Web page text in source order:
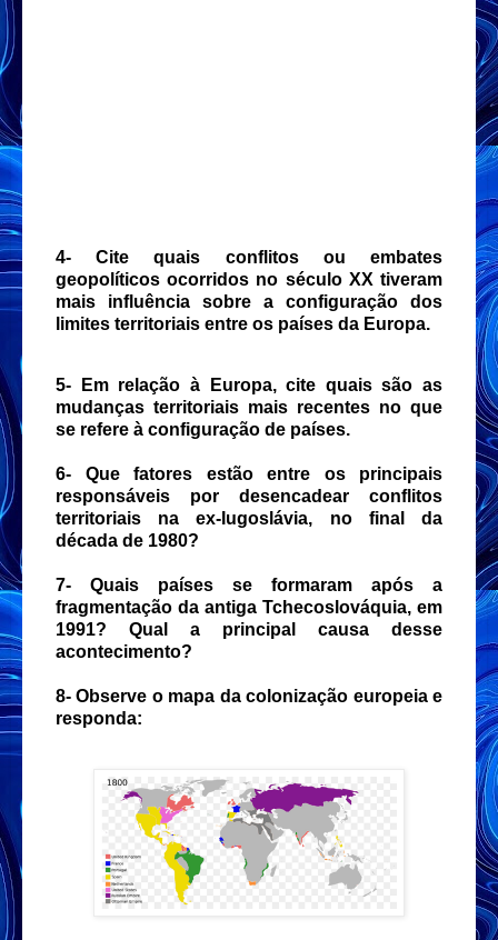
4- Cite quais conflitos ou embates
geopolíticos ocorridos no século XX tiveram
mais influência sobre a configuração dos
limites territoriais entre os países da Europa.
5- Em relação à Europa, cite quais são as
mudanças territoriais mais recentes no que
se refere à configuração de países.
6- Que fatores estão entre os principais
responsáveis por desencadear conflitos
territoriais na ex-Iugoslávia, no final da
década de 1980?
7- Quais países se formaram após a
fragmentação da antiga Tchecoslováquia, em
1991? Qual a principal causa desse
acontecimento?
8- Observe o mapa da colonização europeia e
responda: